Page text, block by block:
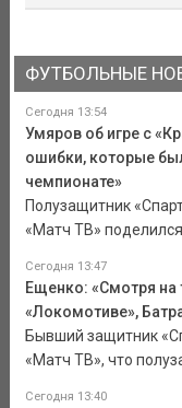
ФУТБОЛЬНЫЕ
Сегодня 13:54
Умяров об игре с
ошибки, которые
чемпионате»
Полузащитник
«Матч ТВ» поделился
Сегодня 13:47
Ещенко: «Смотря на
«Локомотиве»,
Бывший защитник
«Матч ТВ», что
Сегодня 13:40